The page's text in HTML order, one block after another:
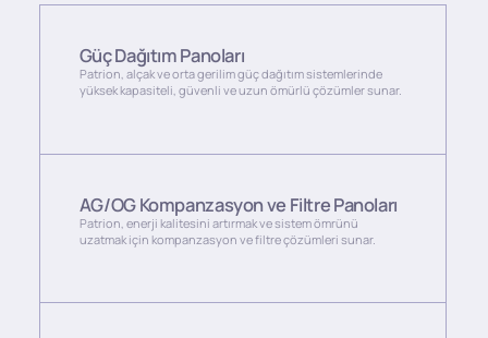
Güç Dağıtım Panoları
Patrion, alçak ve orta gerilim güç dağıtım sistemlerinde
yüksek kapasiteli, güvenli ve uzun ömürlü çözümler sunar.
AG/OG Kompanzasyon ve Filtre Panoları
Patrion, enerji kalitesini artırmak ve sistem ömrünü
uzatmak için kompanzasyon ve filtre çözümleri sunar.